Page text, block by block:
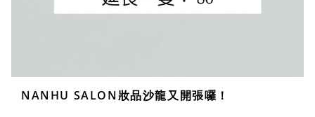
NANHU SALON妝品沙龍又開張囉！